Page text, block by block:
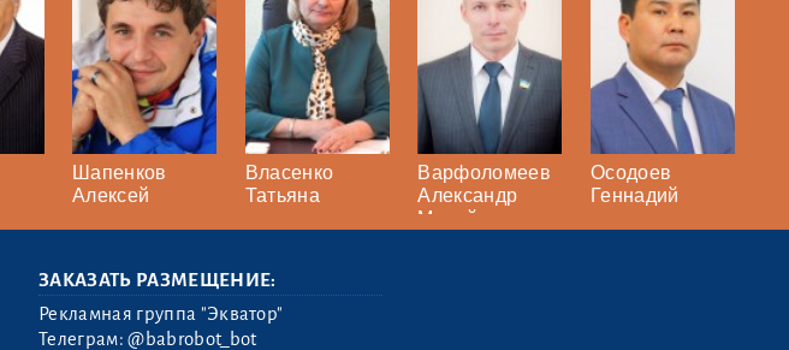
Шапенков
Алексей
Власенко
Татьяна
Варфоломеев
Александр
Михайлович
Осодоев
Геннадий
ЗАКАЗАТЬ РАЗМЕЩЕНИЕ:
Рекламная группа "Экватор"
Телеграм:@babrobot_bot